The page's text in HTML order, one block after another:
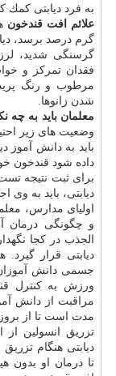
به فرد دیابتی كمك
علائم افت قندخون
گرم درصد برسد،
گرسنگی شدید،
فقدان تمركز و
مرطوب و رنگ
شدن زانوها.
معلمان باید به چه
وضعیت های زیر
باید به دانش
داده شود قندخون
برای ثبت نتیجه
دیابتی، باید به وی
اولیای مدارس،
و چگونگی درمان آن
الجذب در كجا
دیابتی قرار
جسمی دانش
ورزش به كنترل
مراقبت از دانش
مدت است تا از
تزریق انسولین
دیابتی هنگام
تا درمان او بدون